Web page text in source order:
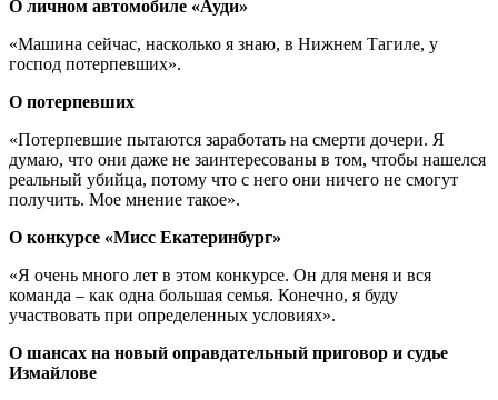
О личном автомобиле «Ауди»
«Машина сейчас, насколько я знаю, в Нижнем Тагиле, у
господ потерпевших».
О потерпевших
«Потерпевшие пытаются заработать на смерти дочери. Я
думаю, что они даже не заинтересованы в том, чтобы нашелся
реальный убийца, потому что с него они ничего не смогут
получить. Мое мнение такое».
О конкурсе «Мисс Екатеринбург»
«Я очень много лет в этом конкурсе. Он для меня и вся
команда – как одна большая семья. Конечно, я буду
участвовать при определенных условиях».
О шансах на новый оправдательный приговор и судье
Измайлове